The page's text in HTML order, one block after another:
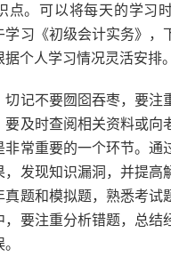
点。可以将每天的学习
学习《初级会计实务》，
个人学习情况灵活安排。
切记不要囫囵吞枣，要注
要及时查阅相关资料或向
非常重要的一个环节。通
，发现知识漏洞，并提高
真题和模拟题，熟悉考试
，要注重分析错题，总结